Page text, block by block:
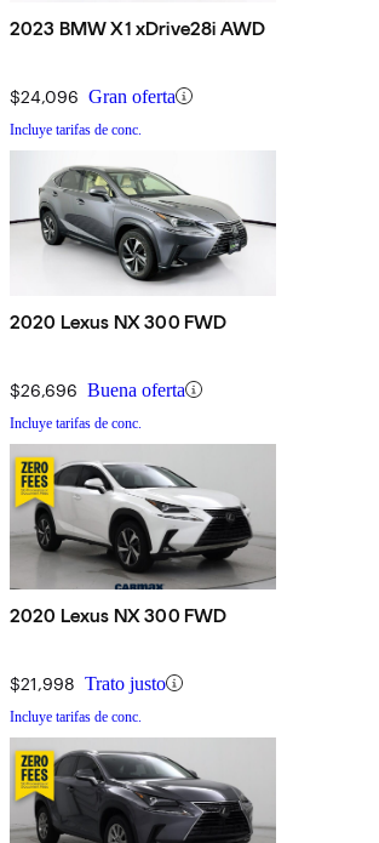
2023 BMW X1 xDrive28i AWD
$24,096 Gran oferta
Incluye tarifas de conc.
2020 Lexus NX 300 FWD
$26,696 Buena oferta
Incluye tarifas de conc.
2020 Lexus NX 300 FWD
$21,998 Trato justo
Incluye tarifas de conc.